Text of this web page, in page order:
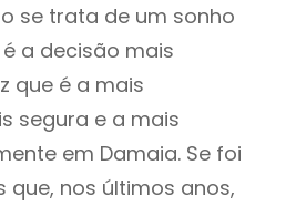
se trata de um sonho
a decisão mais
que é a mais
segura e a mais
em Damaia. Se foi
que, nos últimos anos,